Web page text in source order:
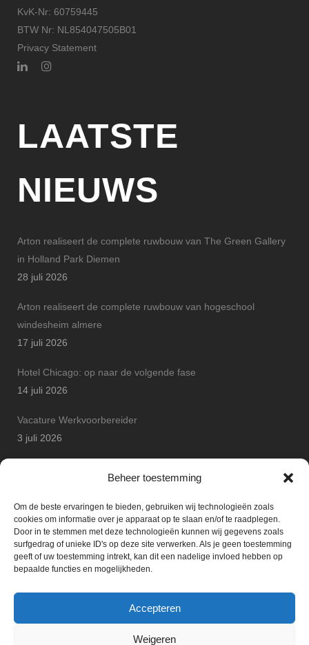
Beheer toestemming
Om de beste ervaringen te bieden, gebruiken wij technologieën zoals
cookies om informatie over je apparaat op te slaan en/of te raadplegen.
Door in te stemmen met deze technologieën kunnen wij gegevens zoals
surfgedrag of unieke ID's op deze site verwerken. Als je geen toestemming
geeft of uw toestemming intrekt, kan dit een nadelige invloed hebben op
bepaalde functies en mogelijkheden.
Accepteren
Weigeren
KvK-Nr: 60759445
BTW Nr: NL854047505B01
Privacy Statement
LAATSTE
NIEUWS
Arton realiseert de complete ruwbouw van The Green Gallery
in Holland Park Diemen
28 juli 2026
Arton realiseert de complete ruwbouw van hogeschool
windesheim almere
17 juli 2026
Hotel Chicago: op naar de volgende fase
14 juli 2026
Vacature Werkvoorbereider
3 juli 2026